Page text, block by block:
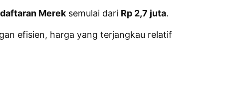
Mereksemulai dari Rp 2,7 juta.
efisien, harga yang terjangkau relatif